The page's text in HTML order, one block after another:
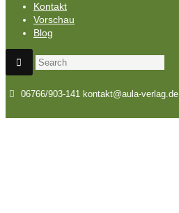
Kontakt
Vorschau
Blog
06766/903-141 kontakt@aula-verlag.de